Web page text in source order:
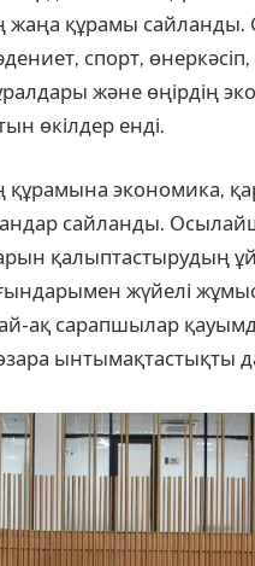
құрамы сайланды.
спорт,
және өңірдің
өкілдер енді.
құрамына экономика,
сайланды.
қалыптастырудың
жүйелі
ақ сарапшылар
ынтымақтастықты